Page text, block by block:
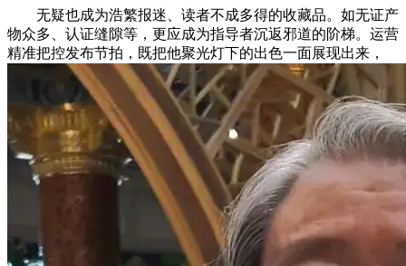
无疑也成为浩繁报迷、读者不成多得的收藏品。如无证产
物众多、认证缝隙等，更应成为指导者沉返邪道的阶梯。运营
精准把控发布节拍，既把他聚光灯下的出色一面展现出来，